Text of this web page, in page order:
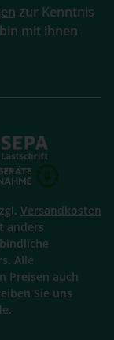
zur Kenntnis
mit ihnen
Versandkosten
anders
Alle
Preisen auch
Sie uns